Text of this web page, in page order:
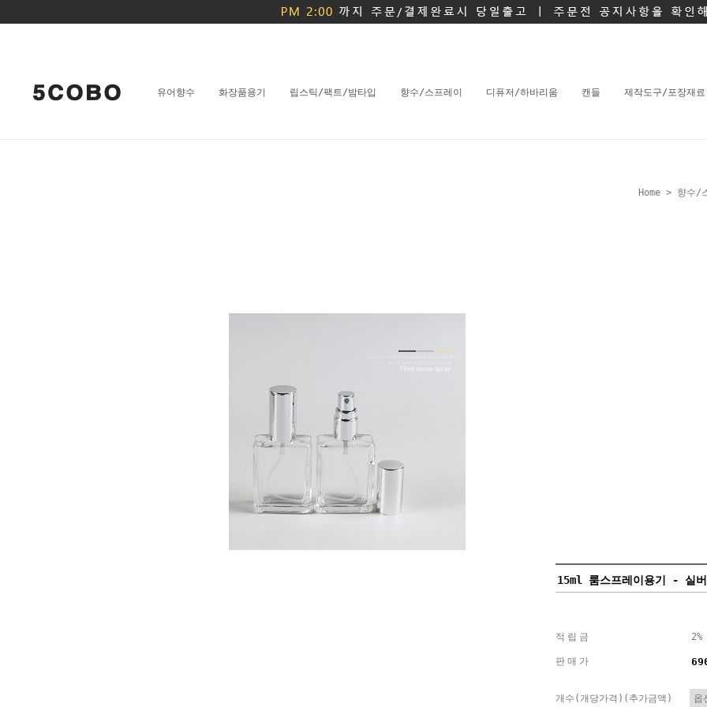
유어향수 화장품용기 립스틱/팩트/밤타입 향수/스프레이 디퓨저/하바리움 캔들 제작도구/포장재료
Home > 향수/
15ml 룸스프레이용기 - 실버
적립금 2%
판매가
개수(개당가격)(추가금액)